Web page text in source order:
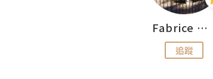
Fabrice 嚐味
追蹤